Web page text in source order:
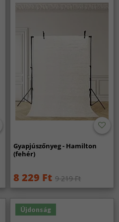
Gyapjúszőnyeg - Hamilton
(fehér)
8 229 Ft 9 219 Ft
Újdonság